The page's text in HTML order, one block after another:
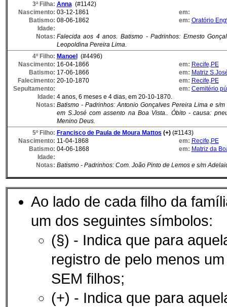
3ª Filha: Anna(#1142)
Nascimento: 03-12-1861
em:
Batismo: 08-06-1862 em: Oratório
Idade:
Notas: Falecida aos 4 anos. Batismo - Padrinhos: Ernesto
Leopoldina Pereira Lima.
4º Filho: Manoel
(#4496)
Nascimento: 16-04-1866 em: Recife,PE
Batismo: 17-06-1866 em: Matriz
Falecimento: 20-10-1870 em: Recife,PE
Sepultamento:
em: Cemitério
Idade: 4 anos, 6 meses e 4 dias, em 20-10-1870.
Notas: Batismo - Padrinhos: Antonio Gonçalves Pereira Lima e s/
em S.José com assento na Boa Vista.. Óbito - causa:
Menino Deus.
5º Filho: Francisco de Paula de Moura Mattos (+)(#1143)
Nascimento: 11-04-1868 em: Recife,PE
Batismo: 04-06-1868 em: Matriz da
Idade:
Notas: Batismo - Padrinhos: Com. João Pinto de Lemos e s/m
Ao lado de cada filho da
um dos seguintes símbolos:
(§) - Indica que para
registro de pelo menos
SEM filhos;
(+) - Indica que para